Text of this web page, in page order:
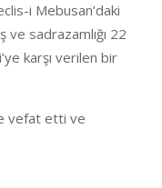
i Mebusan’daki
sadrazamlığı 22
karşı verilen bir
vefat etti ve